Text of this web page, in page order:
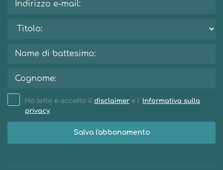
Ho letto e accetto il disclaimer e l' Informativa sulla
privacy.
Salva l'abbonamento